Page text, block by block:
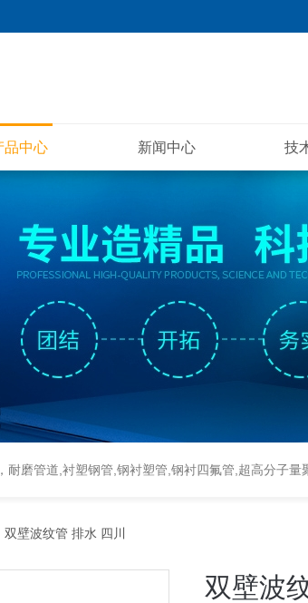
品中心 新闻中心 技
磨管道,衬塑钢管,钢衬塑管,钢衬四氟管,超高分子量
壁波纹管 排水 四川
双壁波